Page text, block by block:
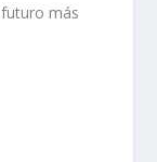
más